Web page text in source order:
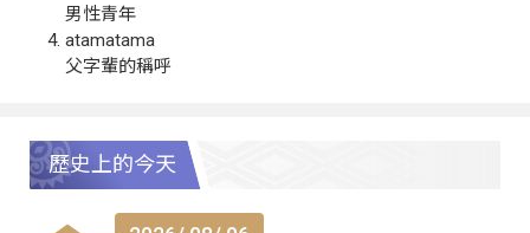
男性青年
atamatama
父字輩的稱呼
歷史上的今天